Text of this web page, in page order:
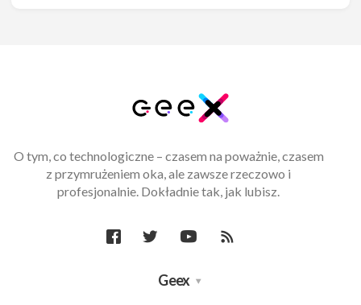
O tym, co technologiczne – czasem na poważnie, czasem
z przymrużeniem oka, ale zawsze rzeczowo i
profesjonalnie. Dokładnie tak, jak lubisz.
Geex